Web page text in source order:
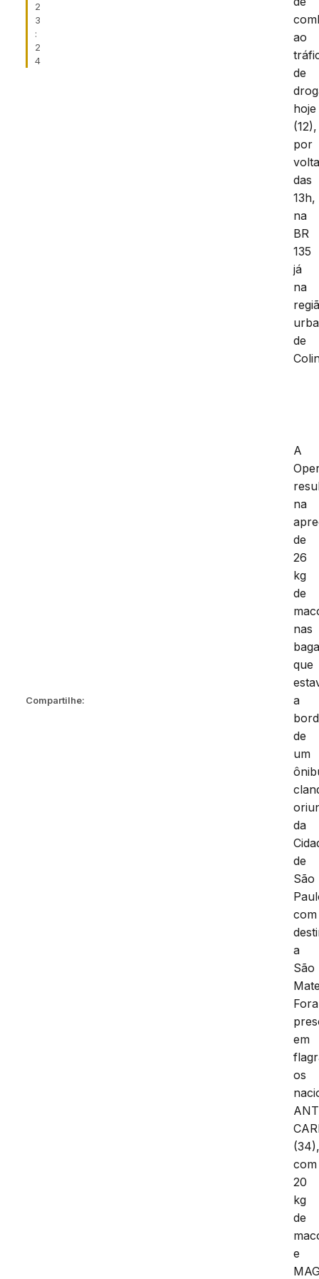
2
3
:
2
4
Compartilhe:
ao
de
hoje
(12),
por
das
13h,
na
BR
135
já
na
de
A
na
de
26
kg
de
nas
que
a
de
um
da
de
São
com
a
São
em
os
com
20
kg
de
e